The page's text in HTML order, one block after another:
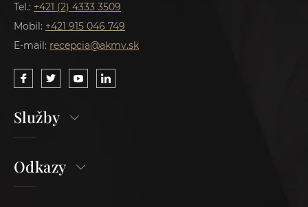
Tel.: +421 (2) 4333 3509
Mobil: +421 915 046 749
E-mail: recepcia@akmv.sk
Služby
Odkazy